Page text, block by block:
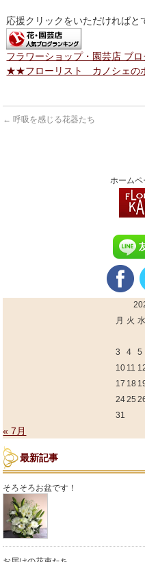
応援クリックをいただければと
フラワーショップ・園芸店 ブ
★★フローリスト カノシェの
← 呼吸を感じる花器たち
ホームペ
月 火 水
3
4 5
10 11
17 18
2425
31
« 7月
最新記事
そろそろお盆です！